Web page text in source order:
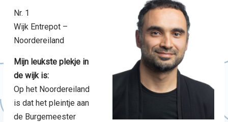
Nr. 1
Wijk Entrepot –
Noordereiland
Mijn leukste plekje in
de wijk is:
Op het Noordereiland
is dat het pleintje aan
de Burgemeester